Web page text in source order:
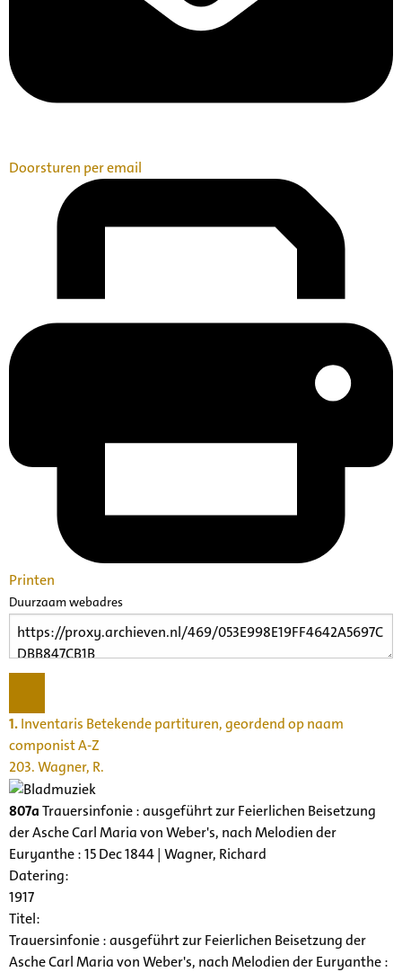
Doorsturen per email
Printen
Duurzaam webadres
1.Inventaris Betekende partituren, geordend op naam
componist A-Z
203. Wagner, R.
807aTrauersinfonie : ausgeführt zur Feierlichen Beisetzung
der Asche Carl Maria von Weber's, nach Melodien der
Euryanthe : 15 Dec 1844 | Wagner, Richard
Datering:
1917
Titel:
Trauersinfonie : ausgeführt zur Feierlichen Beisetzung der
Asche Carl Maria von Weber's, nach Melodien der Euryanthe :